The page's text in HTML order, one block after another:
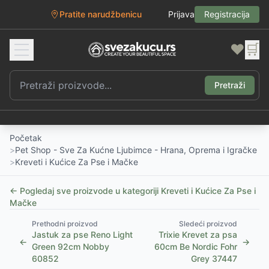
Pratite narudžbenicu Prijava Registracija
❤️ 🛒
Pretraži
Početak
>Pet Shop - Sve Za Kućne Ljubimce - Hrana, Oprema i Igračke
>Kreveti i Kućice Za Pse i Mačke
← Pogledaj sve proizvode u kategoriji Kreveti i Kućice Za Pse i
Mačke
←
Prethodni proizvod
Jastuk za pse Reno Light
Green 92cm Nobby
60852
Sledeći proizvod
Trixie Krevet za psa
60cm Be Nordic Fohr
Grey 37447
→